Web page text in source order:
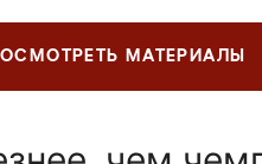
МАТЕРИАЛЫ